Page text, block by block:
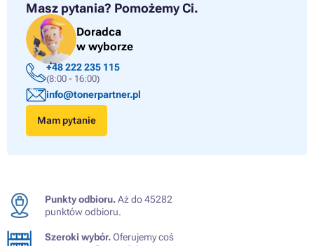
Masz pytania? Pomożemy Ci.
Doradca
w wyborze
+48 222 235 115
(8:00 - 16:00)
info@tonerpartner.pl
Mam pytanie
Punkty odbioru.Aż do 45282
punktów odbioru.
Szeroki wybór.Oferujemy coś